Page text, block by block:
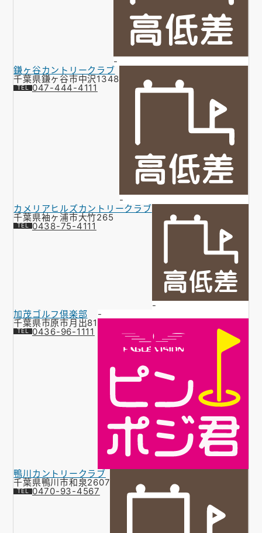
-
鎌ヶ谷カントリークラブ
千葉県鎌ヶ谷市中沢1348
047-444-4111
-
カメリアヒルズカントリークラブ
千葉県袖ヶ浦市大竹265
0438-75-4111
-
加茂ゴルフ倶楽部
千葉県市原市月出81
0436-96-1111
-
鴨川カントリークラブ
千葉県鴨川市和泉2607
0470-93-4567